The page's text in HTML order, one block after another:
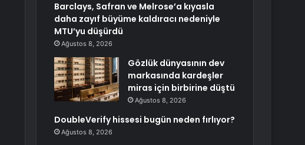
Barclays, Safran ve Melrose’a kıyasla
daha zayıf büyüme kaldıracı nedeniyle
MTU’yu düşürdü
Ağustos 8, 2026
Gözlük dünyasının dev
markasında kardeşler
miras için birbirine düştü
Ağustos 8, 2026
DoubleVerify hissesi bugün neden fırlıyor?
Ağustos 8, 2026